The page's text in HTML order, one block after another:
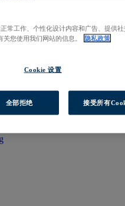
Manager
常工作、个性化设计内容和广告、提供
您使用我们网站的信息。
隐私政策
Cookie 设置
全部拒绝 接受所有